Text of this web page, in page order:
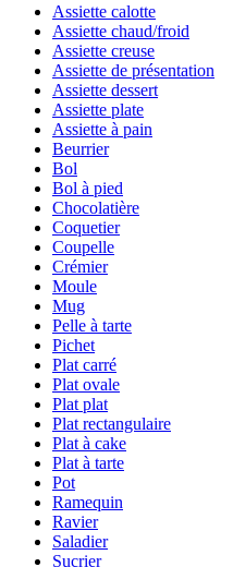
Assiette calotte
Assiette chaud/froid
Assiette creuse
Assiette de présentation
Assiette dessert
Assiette plate
Assiette à pain
Beurrier
Bol
Bol à pied
Chocolatière
Coquetier
Coupelle
Crémier
Moule
Mug
Pelle à tarte
Pichet
Plat carré
Plat ovale
Plat plat
Plat rectangulaire
Plat à cake
Plat à tarte
Pot
Ramequin
Ravier
Saladier
Sucrier